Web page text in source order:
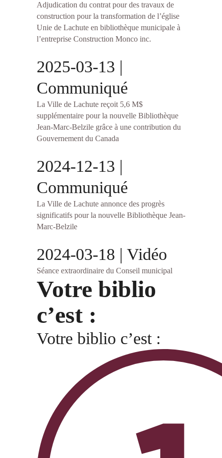
Adjudication du contrat pour des travaux de
construction pour la transformation de l’église
Unie de Lachute en bibliothèque municipale à
l’entreprise Construction Monco inc.
2025-03-13 |
Communiqué
La Ville de Lachute reçoit 5,6 M$
supplémentaire pour la nouvelle Bibliothèque
Jean-Marc-Belzile grâce à une contribution du
Gouvernement du Canada
2024-12-13 |
Communiqué
La Ville de Lachute annonce des progrès
significatifs pour la nouvelle Bibliothèque Jean-
Marc-Belzile
2024-03-18 | Vidéo
Séance extraordinaire du Conseil municipal
Votre biblio
c’est :
Votre biblio c’est :